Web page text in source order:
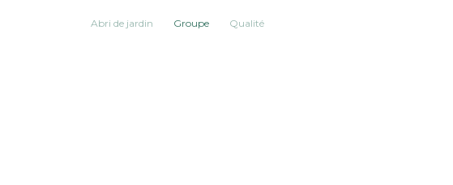
Abri de jardin Groupe Qualité